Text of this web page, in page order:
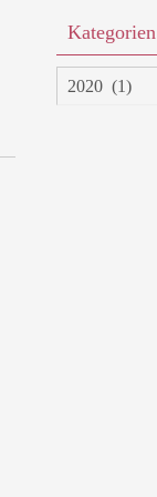
Kategorien
Kategorien